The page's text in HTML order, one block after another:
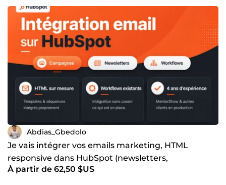
Abdias_Gbedolo
Je vais intégrer vos emails marketing, HTML
responsive dans HubSpot (newsletters,
campagnes et workflows)
À partir de 62,50 $US